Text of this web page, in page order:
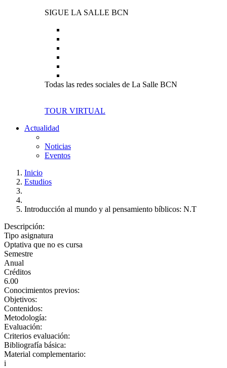
SIGUE LA SALLE BCN
Todas las redes sociales de La Salle BCN
TOUR VIRTUAL
Actualidad
Noticias
Eventos
Inicio
Estudios
Introducción al mundo y al pensamiento bíblicos: N.T
Descripción:
Tipo asignatura
Optativa que no es cursa
Semestre
Anual
Créditos
6.00
Conocimientos previos:
Objetivos:
Contenidos:
Metodología:
Evaluación:
Criterios evaluación:
Bibliografía básica:
Material complementario:
i